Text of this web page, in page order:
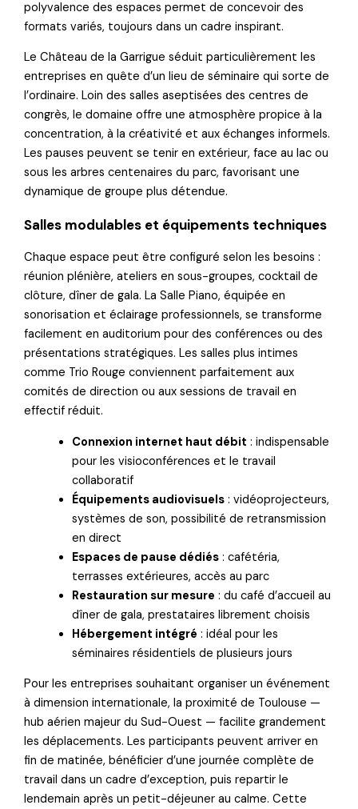
polyvalence des espaces permet de concevoir des
formats variés, toujours dans un cadre inspirant.
Le Château de la Garrigue séduit particulièrement les
entreprises en quête d’un lieu de séminaire qui sorte de
l’ordinaire. Loin des salles aseptisées des centres de
congrès, le domaine offre une atmosphère propice à la
concentration, à la créativité et aux échanges informels.
Les pauses peuvent se tenir en extérieur, face au lac ou
sous les arbres centenaires du parc, favorisant une
dynamique de groupe plus détendue.
Salles modulables et équipements techniques
Chaque espace peut être configuré selon les besoins :
réunion plénière, ateliers en sous-groupes, cocktail de
clôture, dîner de gala. La Salle Piano, équipée en
sonorisation et éclairage professionnels, se transforme
facilement en auditorium pour des conférences ou des
présentations stratégiques. Les salles plus intimes
comme Trio Rouge conviennent parfaitement aux
comités de direction ou aux sessions de travail en
effectif réduit.
Connexion internet haut débit : indispensable
pour les visioconférences et le travail
collaboratif
Équipements audiovisuels : vidéoprojecteurs,
systèmes de son, possibilité de retransmission
en direct
Espaces de pause dédiés : cafétéria,
terrasses extérieures, accès au parc
Restauration sur mesure : du café d’accueil au
dîner de gala, prestataires librement choisis
Hébergement intégré : idéal pour les
séminaires résidentiels de plusieurs jours
Pour les entreprises souhaitant organiser un événement
à dimension internationale, la proximité de Toulouse —
hub aérien majeur du Sud-Ouest — facilite grandement
les déplacements. Les participants peuvent arriver en
fin de matinée, bénéficier d’une journée complète de
travail dans un cadre d’exception, puis repartir le
lendemain après un petit-déjeuner au calme. Cette